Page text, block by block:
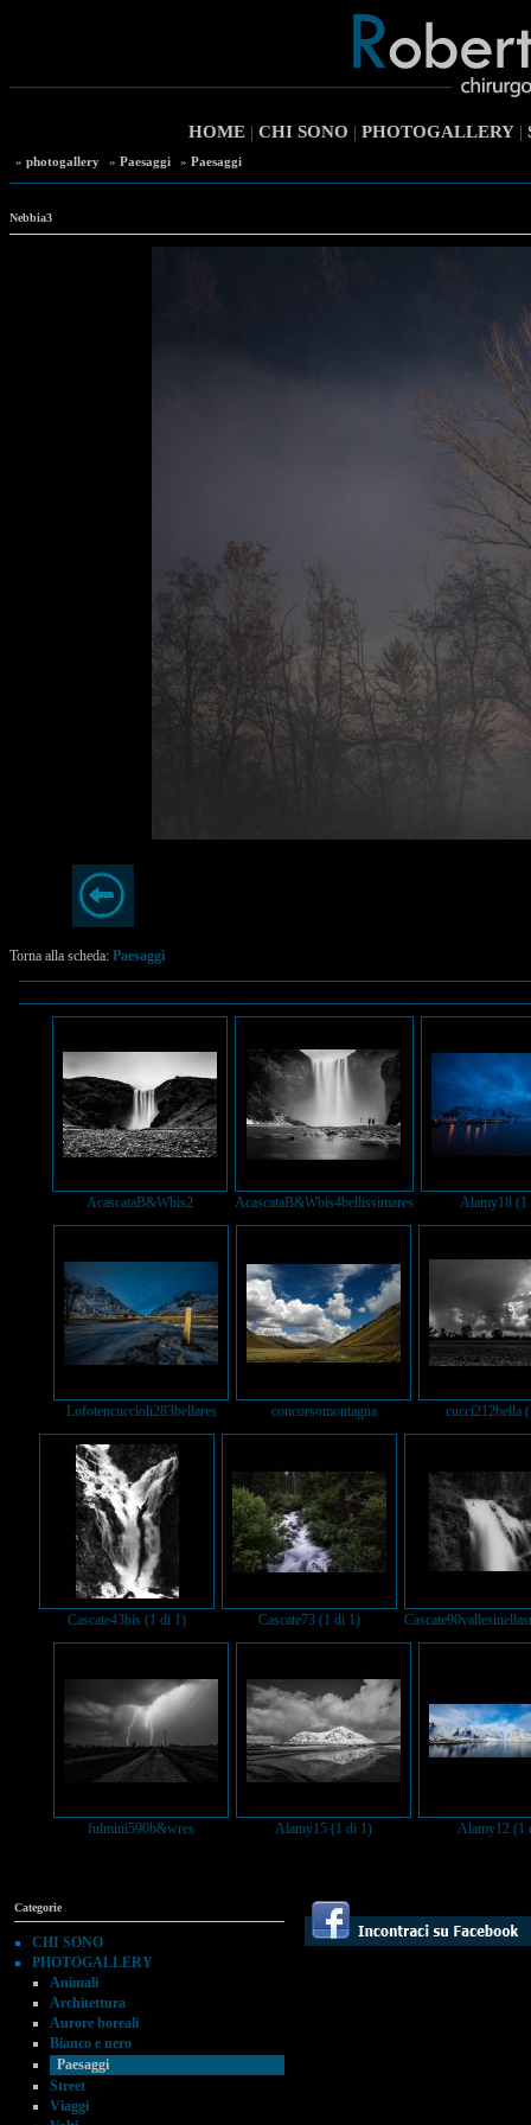
HOME| CHI SONO | PHOTOGALLERY|
» photogallery » Paesaggi » Paesaggi
Nebbia3
Torna alla scheda: Paesaggi
AcascataB&Wbis2 AcascataB&Wbis4bellissimares Alamy18 (1
Lofotencuccioli283bellares concorsomontagna cucci212bella
Cascate43bis (1 di 1) Cascate73 (1 di 1)
fulmini590b&wres Alamy15 (1 di 1) Alamy12 (1
Categorie
CHI SONO
PHOTOGALLERY
Animali
Architettura
Aurore boreali
Bianco e nero
Paesaggi
Street
Viaggi